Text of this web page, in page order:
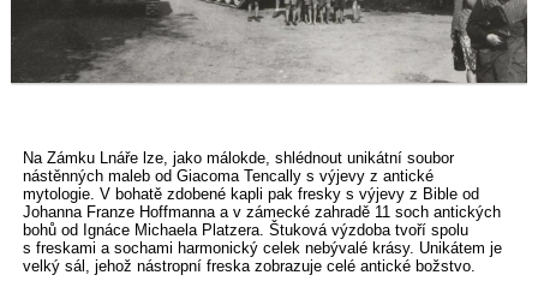
Na Zámku Lnáře lze, jako málokde, shlédnout unikátní soubor
nástěnných maleb od Giacoma Tencally s výjevy z antické
mytologie. V bohatě zdobené kapli pak fresky s výjevy z Bible od
Johanna Franze Hoffmanna a v zámecké zahradě 11 soch antických
bohů od Ignáce Michaela Platzera. Štuková výzdoba tvoří spolu
s freskami a sochami harmonický celek nebývalé krásy. Unikátem je
velký sál, jehož nástropní freska zobrazuje celé antické božstvo.